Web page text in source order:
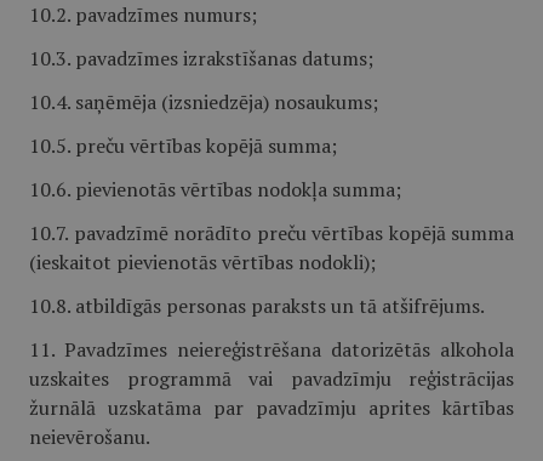
10.2. pavadzīmes numurs;
10.3. pavadzīmes izrakstīšanas datums;
10.4. saņēmēja (izsniedzēja) nosaukums;
10.5. preču vērtības kopējā summa;
10.6. pievienotās vērtības nodokļa summa;
10.7. pavadzīmē norādīto preču vērtības kopējā summa
(ieskaitot pievienotās vērtības nodokli);
10.8. atbildīgās personas paraksts un tā atšifrējums.
11. Pavadzīmes neiereģistrēšana datorizētās alkohola
uzskaites programmā vai pavadzīmju reģistrācijas
žurnālā uzskatāma par pavadzīmju aprites kārtības
neievērošanu.